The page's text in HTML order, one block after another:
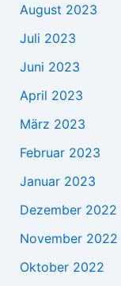
August 2023
Juli 2023
Juni 2023
April 2023
März 2023
Februar 2023
Januar 2023
Dezember 2022
November 2022
Oktober 2022